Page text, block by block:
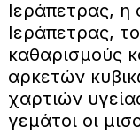
Ιεράπετρας, η
Ιεράπετρας,
καθαρισμούς
αρκετών
χαρτιών
γεμάτοι οι